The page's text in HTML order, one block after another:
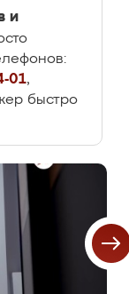
и
01,
быстро